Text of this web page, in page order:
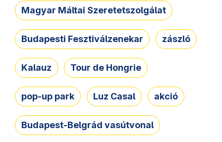
Magyar Máltai Szeretetszolgálat
Budapesti Fesztiválzenekar zászló
Kalauz Tour de Hongrie
pop-up park Luz Casal akció
Budapest-Belgrád vasútvonal